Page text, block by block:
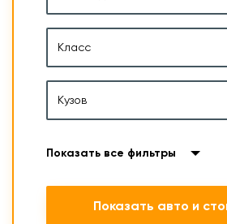
Класс
Кузов
Показать все фильтры
Показать авто и